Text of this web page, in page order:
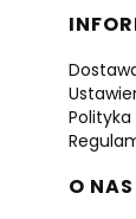
O NAS